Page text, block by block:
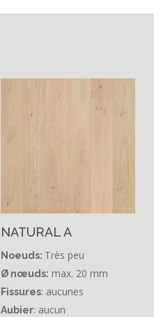
NATURAL A
Noeuds: Très peu
Ø nœuds: max. 20 mm
Fissures: aucunes
Aubier: aucun